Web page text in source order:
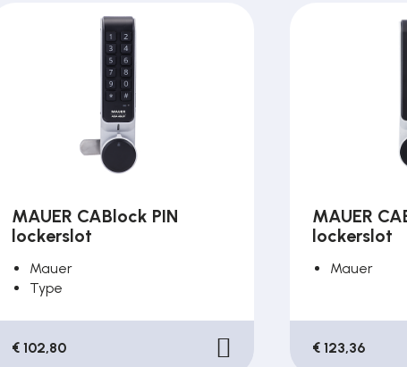
MAUER CABlock PIN
lockerslot
Mauer
Type
€ 102,80
MAUER
lockerslot
Mauer
€ 123,36